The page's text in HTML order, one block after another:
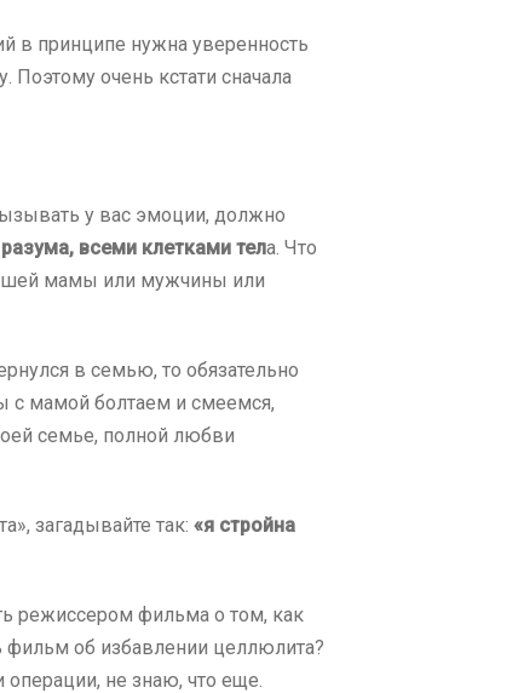
в принципе нужна уверенность
Поэтому очень кстати сначала
у вас эмоции, должно
всеми клетками тела. Что
мамы или мужчины или
в семью, то обязательно
с мамой болтаем и смеемся,
семье, полной любви
загадывайте так: «я стройна
режиссером фильма о том, как
об избавлении целлюлита?
не знаю, что еще.